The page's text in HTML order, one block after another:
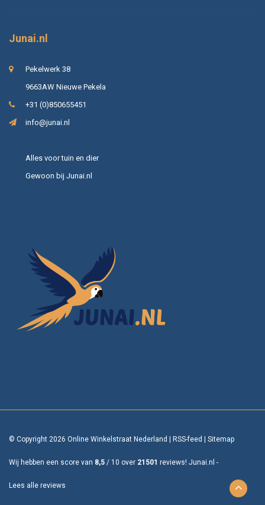
Junai.nl
Pekelwerk 38
9663AW Nieuwe Pekela
+31 (0)850655451
info@junai.nl
Alles voor tuin en dier
Gewoon bij Junai.nl
© Copyright 2026 Online Winkelstraat Nederland RSS-feed Sitemap
Wij hebben een score van 8,5 / 10 over 21501 reviews! Junai.nl -
Lees alle reviews